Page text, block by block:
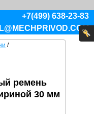
+7(499) 638-23-83
/
ремень
30 мм